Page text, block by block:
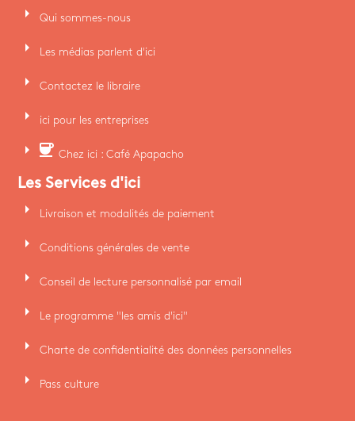
arrow_right Qui sommes-nous
arrow_right Les médias parlent d'ici
arrow_right Contactez le libraire
arrow_right ici pour les entreprises
arrow_right coffee Chez ici : Café Apapacho
Les Services d'ici
arrow_right Livraison et modalités de paiement
arrow_right Conditions générales de vente
arrow_right Conseil de lecture personnalisé par email
arrow_right Le programme "les amis d'ici"
arrow_right Charte de confidentialité des données personnelles
arrow_right Pass culture